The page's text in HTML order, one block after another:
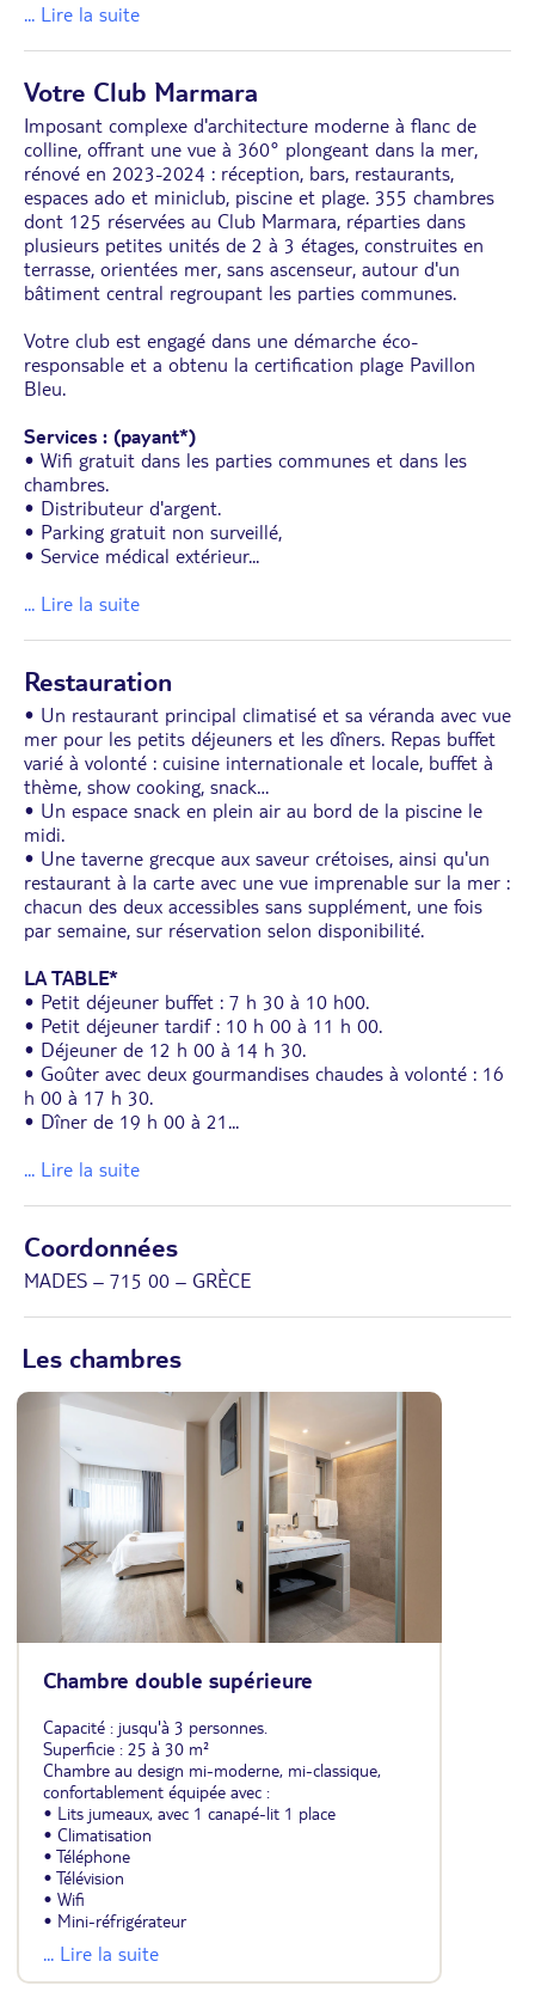
... Lire la suite
Votre Club Marmara
Imposant complexe d'architecture moderne à flanc de
colline, offrant une vue à 360° plongeant dans la mer,
rénové en 2023-2024 : réception, bars, restaurants,
espaces ado et miniclub, piscine et plage. 355 chambres
dont 125 réservées au Club Marmara, réparties dans
plusieurs petites unités de 2 à 3 étages, construites en
terrasse, orientées mer, sans ascenseur, autour d'un
bâtiment central regroupant les parties communes.
Votre club est engagé dans une démarche éco-
responsable et a obtenu la certification plage Pavillon
Bleu.
Services : (payant*)
• Wifi gratuit dans les parties communes et dans les
chambres.
• Distributeur d'argent.
• Parking gratuit non surveillé,
• Service médical extérieur...
... Lire la suite
Restauration
• Un restaurant principal climatisé et sa véranda avec vue
mer pour les petits déjeuners et les dîners. Repas buffet
varié à volonté : cuisine internationale et locale, buffet à
thème, show cooking, snack…
• Un espace snack en plein air au bord de la piscine le
midi.
• Une taverne grecque aux saveur crétoises, ainsi qu'un
restaurant à la carte avec une vue imprenable sur la mer :
chacun des deux accessibles sans supplément, une fois
par semaine, sur réservation selon disponibilité.
LA TABLE*
• Petit déjeuner buffet : 7 h 30 à 10 h00.
• Petit déjeuner tardif : 10 h 00 à 11 h 00.
• Déjeuner de 12 h 00 à 14 h 30.
• Goûter avec deux gourmandises chaudes à volonté : 16
h 00 à 17 h 30.
• Dîner de 19 h 00 à 21 ...
... Lire la suite
Coordonnées
MADES – 715 00 – GRÈCE
Les chambres
Chambre double supérieure
Capacité : jusqu'à 3 personnes.
Superficie : 25 à 30 m²
Chambre au design mi-moderne, mi-classique,
confortablement équipée avec :
• Lits jumeaux, avec 1 canapé-lit 1 place
• Climatisation
• Téléphone
• Télévision
• Wifi
• Mini-réfrigérateur
• Coffre-fort
• Salle de bains avec douche
• Sèche-cheveux
... Lire la suite